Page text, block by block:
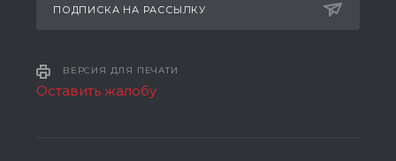
ПОДПИСКА НА РАССЫЛКУ
ВЕРСИЯ ДЛЯ ПЕЧАТИ
Оставить жалобу